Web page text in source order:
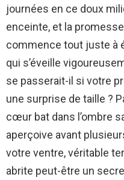
journées en ce doux
enceinte, et la
commence tout juste à
qui s’éveille
se passerait-il si votre
une surprise de taille ?
cœur bat dans l’ombre
aperçoive avant
votre ventre, véritable
abrite peut-être un